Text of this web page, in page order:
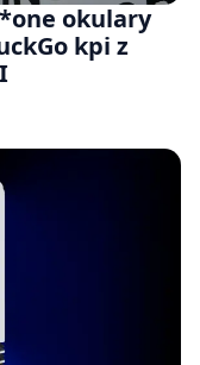
okulary
kpi z